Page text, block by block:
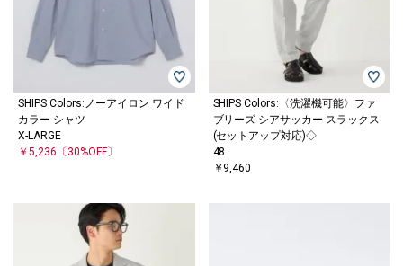
SHIPS Colors:ノーアイロン ワイド
カラー シャツ
X-LARGE
￥5,236 〔30%OFF〕
SHIPS Colors:〈洗濯機可能〉ファ
ブリーズ シアサッカー スラックス
(セットアップ対応)◇
48
￥9,460